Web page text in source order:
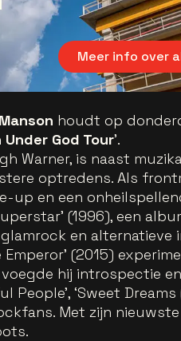
Meer info over
houdt op
God Tour’.
Warner, is naast
optredens. Als
up en een
(1996), een
glamrock en
Emperor’ (2015)
hij introspectie
‘Sweet Dreams
Met zijn nieuwste